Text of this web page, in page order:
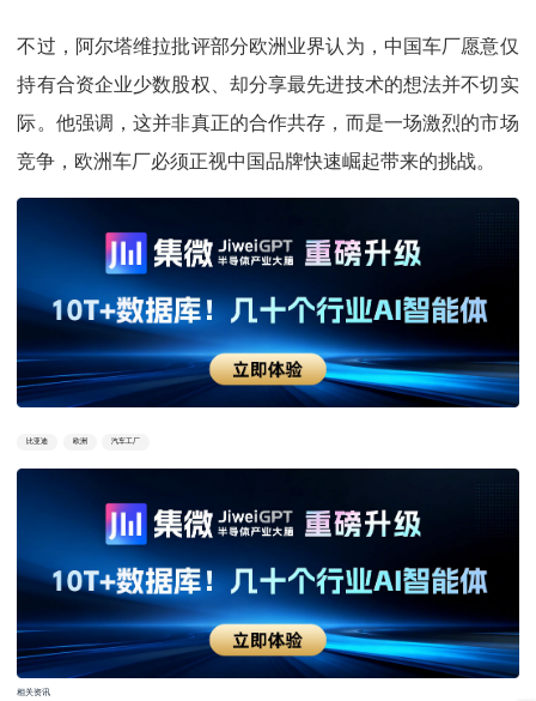
不过，阿尔塔维拉批评部分欧洲业界认为，中国车厂愿意仅
持有合资企业少数股权、却分享最先进技术的想法并不切实
际。他强调，这并非真正的合作共存，而是一场激烈的市场
竞争，欧洲车厂必须正视中国品牌快速崛起带来的挑战。
比亚迪 欧洲 汽车工厂
相关资讯